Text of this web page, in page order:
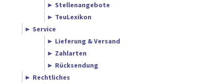
► Stellenangebote
► TeuLexikon
► Service
► Lieferung & Versand
► Zahlarten
► Rücksendung
► Rechtliches